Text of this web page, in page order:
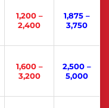
1,200 –
2,400
1,875 –
3,750
1,600 –
3,200
2,500 –
5,000